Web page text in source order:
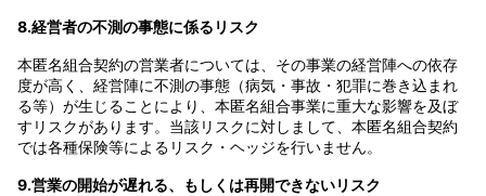
8.経営者の不測の事態に係るリスク
本匿名組合契約の営業者については、その事業の経営陣への依存
度が高く、経営陣に不測の事態（病気・事故・犯罪に巻き込まれ
る等）が生じることにより、本匿名組合事業に重大な影響を及ぼ
すリスクがあります。当該リスクに対しまして、本匿名組合契約
では各種保険等によるリスク・ヘッジを行いません。
9.営業の開始が遅れる、もしくは再開できないリスク